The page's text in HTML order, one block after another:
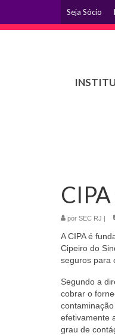
Seja Sócio
por SEC RJ |
A CIPA é
Cipeiro do
seguros para
Segundo a
cobrar o
efetivamente
grau de